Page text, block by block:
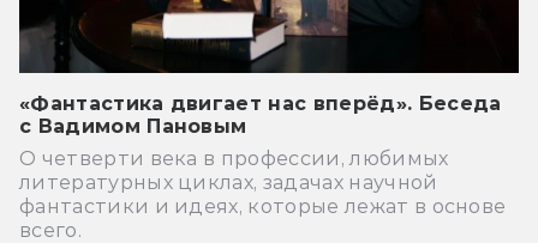
«Фантастика двигает нас вперёд». Беседа
с Вадимом Пановым
О четверти века в профессии, любимых
литературных циклах, задачах научной
фантастики и идеях, которые лежат в основе
всего.